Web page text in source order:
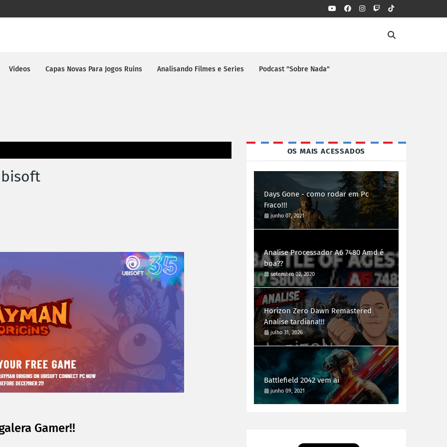
Videos Capas Novas Para Jogos Ruins Analisando Filmes e Series Podcast "Sobre Nada"
Gamer!!
OS MAIS ACESSADOS
Days Gone - como rodar em Pc
Fraco!!!
junho 07, 2021
Analise Processador A6 7480 Amd é
boa??
setembro 02, 2020
Horizon Zero Dawn Remastered
Analise tardiana!!!
julho 31, 2026
Battlefield 2042 vem ai
junho 09, 2021